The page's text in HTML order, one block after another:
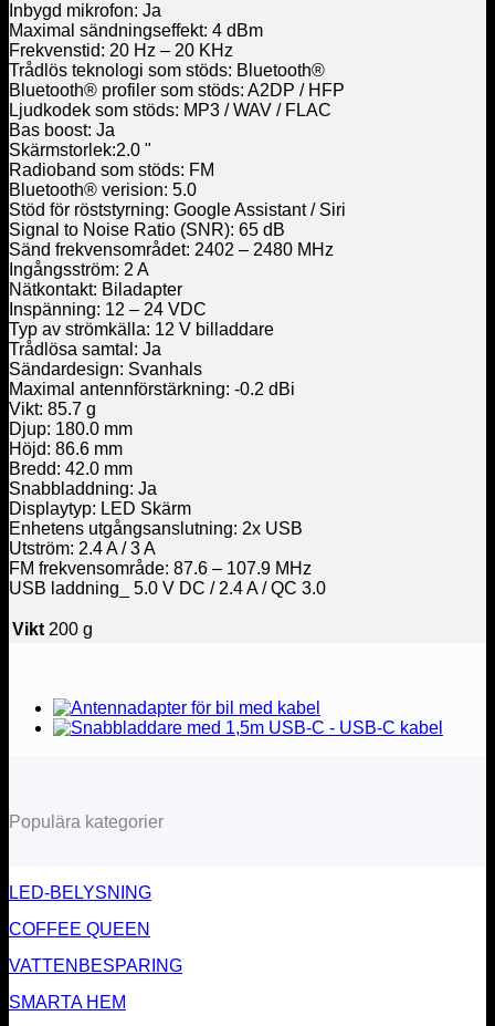
Inbygd mikrofon: Ja
Maximal sändningseffekt: 4 dBm
Frekvenstid: 20 Hz – 20 KHz
Trådlös teknologi som stöds: Bluetooth®
Bluetooth® profiler som stöds: A2DP / HFP
Ljudkodek som stöds: MP3 / WAV / FLAC
Bas boost: Ja
Skärmstorlek:2.0 "
Radioband som stöds: FM
Bluetooth® verision: 5.0
Stöd för röststyrning: Google Assistant / Siri
Signal to Noise Ratio (SNR): 65 dB
Sänd frekvensområdet: 2402 – 2480 MHz
Ingångsström: 2 A
Nätkontakt: Biladapter
Inspänning: 12 – 24 VDC
Typ av strömkälla: 12 V billaddare
Trådlösa samtal: Ja
Sändardesign: Svanhals
Maximal antennförstärkning: -0.2 dBi
Vikt: 85.7 g
Djup: 180.0 mm
Höjd: 86.6 mm
Bredd: 42.0 mm
Snabbladdning: Ja
Displaytyp: LED Skärm
Enhetens utgångsanslutning: 2x USB
Utström: 2.4 A / 3 A
FM frekvensområde: 87.6 – 107.9 MHz
USB laddning_ 5.0 V DC / 2.4 A / QC 3.0
Vikt 200 g
Populära kategorier
LED-BELYSNING
COFFEE QUEEN
VATTENBESPARING
SMARTA HEM